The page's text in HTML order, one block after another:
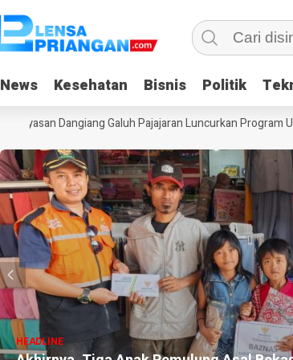
News Kesehatan Bisnis Politik
News Kesehatan Bisnis Politik
Dangiang Galuh Pajajaran Luncurkan Program
HEADLINE